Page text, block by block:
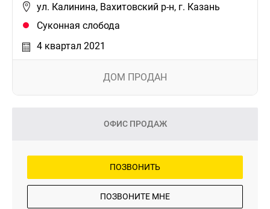
ул. Калинина, Вахитовский р-н, г. Казань
Суконная слобода
4 квартал 2021
ДОМ ПРОДАН
ОФИС ПРОДАЖ
ПОЗВОНИТЬ
ПОЗВОНИТЕ МНЕ